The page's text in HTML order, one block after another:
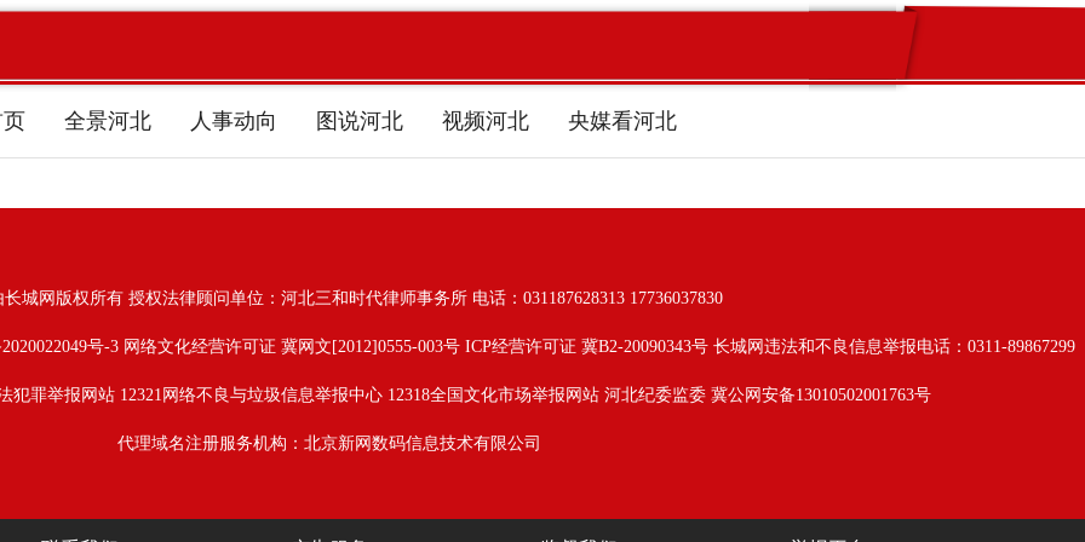
全景河北 人事动向 图说河北 视频河北 央媒看河北
长城网版权所有 授权法律顾问单位：河北三和时代律师事务所 电话：031187628313 17736037830
号-3网络文化经营许可证 冀网文[2012]0555-003号 ICP经营许可证 冀B2-20090343号 长城网违法和不良信息举报电话：0311-89867299
犯罪举报网站 12321网络不良与垃圾信息举报中心 12318全国文化市场举报网站 河北纪委监委 冀公网安备13010502001763号
代理域名注册服务机构：北京新网数码信息技术有限公司